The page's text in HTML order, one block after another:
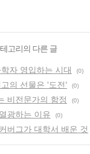
고리의 다른 글
자 영입하는 시대 (0)
의 선물은 '도전' (0)
비전문가의 함정 (0)
광하는 이유 (0)
버그가 대학서 배운 것